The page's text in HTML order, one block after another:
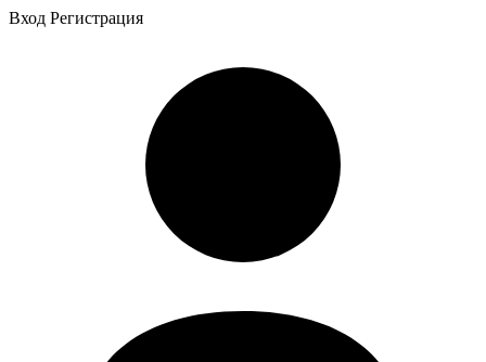
Вход Регистрация